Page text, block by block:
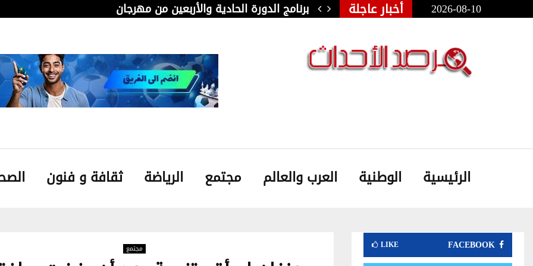
2026-08-10 أخبار عاجلة
للفنون الشعبية بأوذنة: نجلاء… برنامج الدورة الحادية والأربعين من مهرجان قابس…
الرئيسية الوطنية العرب والعالم مجتمع الرياضة ثقافة و فنون
مجتمع FACEBOOK
LIKE